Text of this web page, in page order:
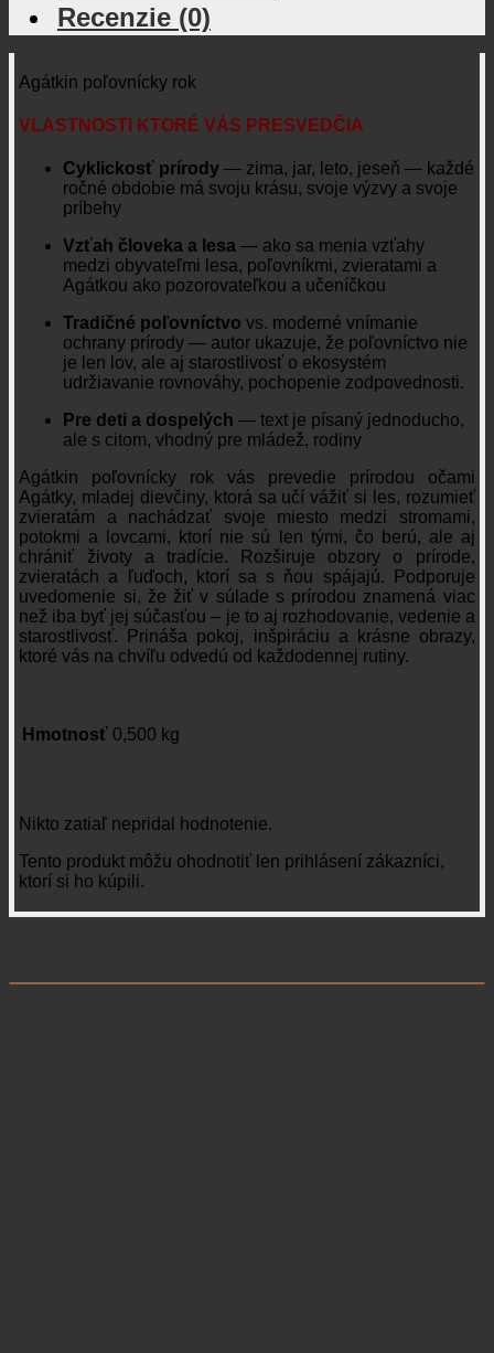
Recenzie (0)
Agátkin poľovnícky rok
VLASTNOSTI KTORÉ VÁS PRESVEDČIA
Cyklickosť prírody — zima, jar, leto, jeseň — každé
ročné obdobie má svoju krásu, svoje výzvy a svoje
príbehy
Vzťah človeka a lesa — ako sa menia vzťahy
medzi obyvateľmi lesa, poľovníkmi, zvieratami a
Agátkou ako pozorovateľkou a učeníčkou
Tradičné poľovníctvo vs. moderné vnímanie
ochrany prírody — autor ukazuje, že poľovníctvo nie
je len lov, ale aj starostlivosť o ekosystém
udržiavanie rovnováhy, pochopenie zodpovednosti.
Pre deti a dospelých — text je písaný jednoducho,
ale s citom, vhodný pre mládež, rodiny
Agátkin poľovnícky rok vás prevedie prírodou očami
Agátky, mladej dievčiny, ktorá sa učí vážiť si les, rozumieť
zvieratám a nachádzať svoje miesto medzi stromami,
potokmi a lovcami, ktorí nie sú len tými, čo berú, ale aj
chrániť životy a tradície. Rozširuje obzory o prírode,
zvieratách a ľuďoch, ktorí sa s ňou spájajú. Podporuje
uvedomenie si, že žiť v súlade s prírodou znamená viac
než iba byť jej súčasťou – je to aj rozhodovanie, vedenie a
starostlivosť. Prináša pokoj, inšpiráciu a krásne obrazy,
ktoré vás na chvíľu odvedú od každodennej rutiny.
Hmotnosť 0,500 kg
Nikto zatiaľ nepridal hodnotenie.
Tento produkt môžu ohodnotiť len prihlásení zákazníci,
ktorí si ho kúpili.